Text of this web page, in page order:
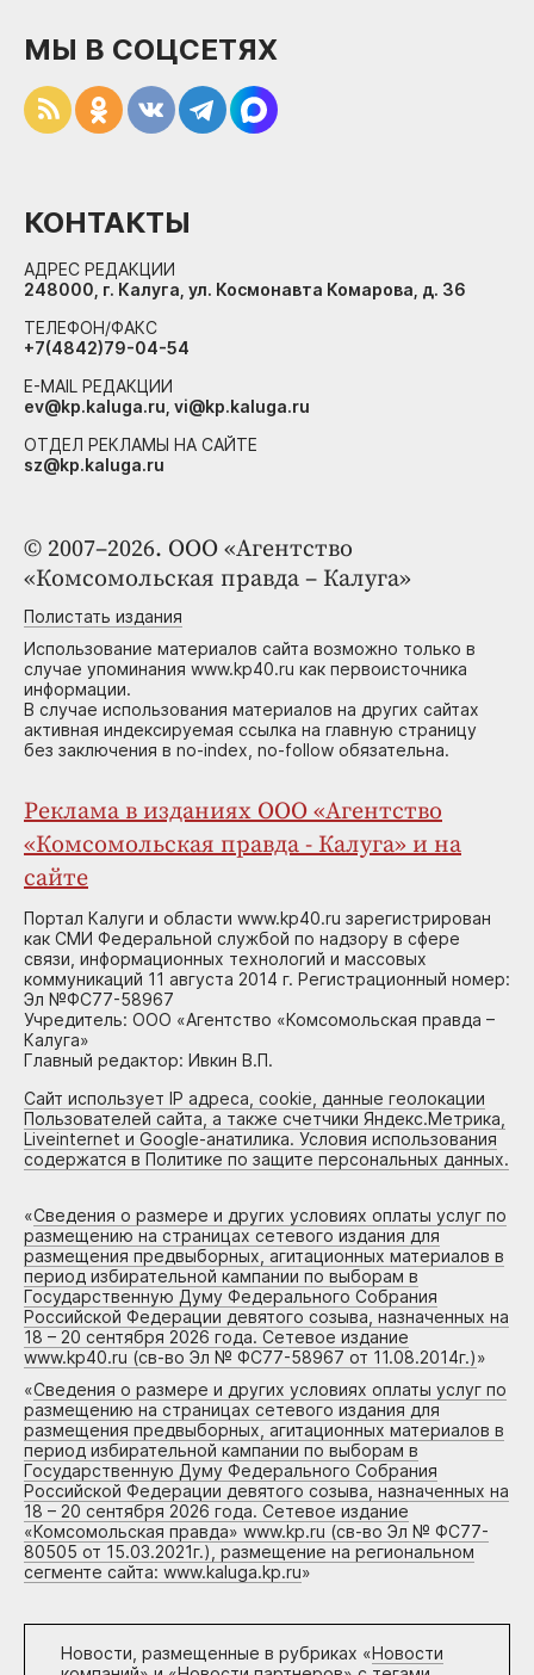
© 2007–2026. ООО «Агентство
«Комсомольская правда – Калуга»
Полистать издания
Использование материалов сайта возможно только в
случае упоминания www.kp40.ru как первоисточника
информации.
В случае использования материалов на других сайтах
активная индексируемая ссылка на главную страницу
без заключения в no-index, no-follow обязательна.
Реклама в изданиях ООО «Агентство
«Комсомольская правда - Калуга» и на
сайте
Портал Калуги и области www.kp40.ru зарегистрирован
как СМИ Федеральной службой по надзору в сфере
связи, информационных технологий и массовых
коммуникаций 11 августа 2014 г. Регистрационный номер:
Эл №ФС77-58967
Учредитель: ООО «Агентство «Комсомольская правда –
Калуга»
Главный редактор: Ивкин В.П.
Сайт использует IP адреса, cookie, данные геолокации
Пользователей сайта, а также счетчики Яндекс.Метрика,
Liveinternet и Google-анатилика. Условия использования
содержатся в Политике по защите персональных данных.
«Сведения о размере и других условиях оплаты услуг по
размещению на страницах сетевого издания для
размещения предвыборных, агитационных материалов в
период избирательной кампании по выборам в
Государственную Думу Федерального Собрания
Российской Федерации девятого созыва, назначенных на
18 – 20 сентября 2026 года. Сетевое издание
www.kp40.ru (св-во Эл № ФС77-58967 от 11.08.2014г.)»
«Сведения о размере и других условиях оплаты услуг по
размещению на страницах сетевого издания для
размещения предвыборных, агитационных материалов в
период избирательной кампании по выборам в
Государственную Думу Федерального Собрания
Российской Федерации девятого созыва, назначенных на
18 – 20 сентября 2026 года. Сетевое издание
«Комсомольская правда» www.kp.ru (св-во Эл № ФС77-
80505 от 15.03.2021г.), размещение на региональном
сегменте сайта: www.kaluga.kp.ru»
Новости, размещенные в рубриках «Новости
МЫ В СОЦСЕТЯХ
КОНТАКТЫ
АДРЕС РЕДАКЦИИ
248000, г. Калуга, ул. Космонавта Комарова, д. 36
ТЕЛЕФОН/ФАКС
+7(4842)79-04-54
E-MAIL РЕДАКЦИИ
ev@kp.kaluga.ru, vi@kp.kaluga.ru
ОТДЕЛ РЕКЛАМЫ НА САЙТЕ
sz@kp.kaluga.ru